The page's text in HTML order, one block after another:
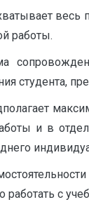
весь
работы.
студента,
и в
с